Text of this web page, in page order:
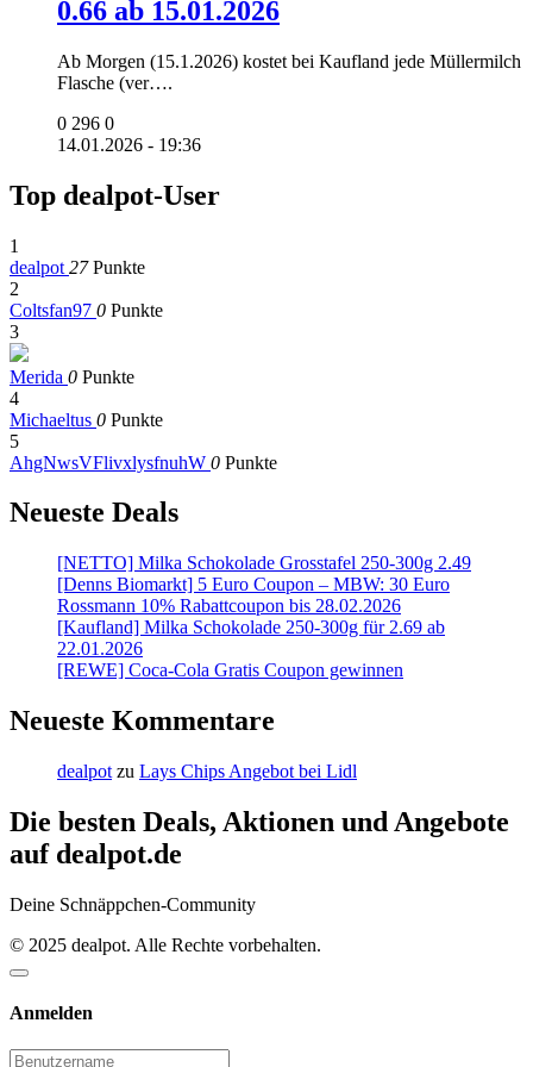
0.66 ab 15.01.2026
Ab Morgen (15.1.2026) kostet bei Kaufland jede Müllermilch
Flasche (ver….
0 296 0
14.01.2026 - 19:36
Top dealpot-User
1
dealpot 27Punkte
2
Coltsfan97 0 Punkte
3
Merida 0 Punkte
4
Michaeltus 0 Punkte
5
AhgNwsVFlivxlysfnuhW 0 Punkte
Neueste Deals
[NETTO] Milka Schokolade Grosstafel 250-300g 2.49
[Denns Biomarkt] 5 Euro Coupon – MBW: 30 Euro
Rossmann 10% Rabattcoupon bis 28.02.2026
[Kaufland] Milka Schokolade 250-300g für 2.69 ab
22.01.2026
[REWE] Coca-Cola Gratis Coupon gewinnen
Neueste Kommentare
dealpot zu Lays Chips Angebot bei Lidl
Die besten Deals, Aktionen und Angebote
auf dealpot.de
Deine Schnäppchen-Community
© 2025 dealpot. Alle Rechte vorbehalten.
Anmelden